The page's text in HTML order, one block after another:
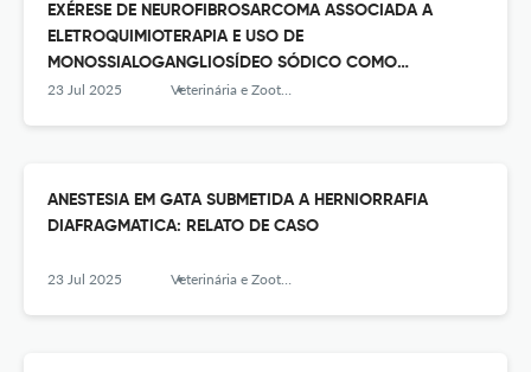
EXÉRESE DE NEUROFIBROSARCOMA ASSOCIADA A
ELETROQUIMIOTERAPIA E USO DE
MONOSSIALOGANGLIOSÍDEO SÓDICO COMO
ADJUVANTE NA REABILITAÇÃO DE MEMBRO NO PERÍODO
23 Jul 2025 Veterinária e Zootecnia
ANESTESIA EM GATA SUBMETIDA A HERNIORRAFIA
DIAFRAGMATICA: RELATO DE CASO
23 Jul 2025 Veterinária e Zootecnia